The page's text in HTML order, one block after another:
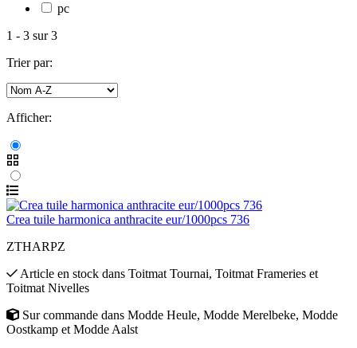
pc
1 - 3 sur3
Trier par:
Afficher:
Crea tuile harmonica anthracite eur/1000pcs 736
ZTHARPZ
Article en stock dans Toitmat Tournai, Toitmat Frameries et
Toitmat Nivelles
Sur commande dans Modde Heule, Modde Merelbeke, Modde
Oostkamp et Modde Aalst